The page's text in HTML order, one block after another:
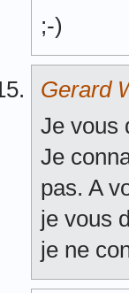
;-)
Gerard
Je vous
Je
pas. A
je vous
je ne